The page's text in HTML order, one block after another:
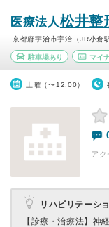
医療法人松井整
京都府宇治市宇治（JR小倉
駐車場あり マイ
土曜（〜12:00）
ア
リハビリテーシ
【診療・治療法】 神